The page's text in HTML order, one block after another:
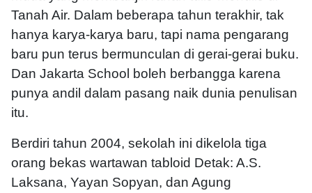
Tanah Air. Dalam beberapa tahun terakhir, tak
hanya karya-karya baru, tapi nama pengarang
baru pun terus bermunculan di gerai-gerai buku.
Dan Jakarta School boleh berbangga karena
punya andil dalam pasang naik dunia penulisan
itu.
Berdiri tahun 2004, sekolah ini dikelola tiga
orang bekas wartawan tabloid Detak: A.S.
Laksana, Yayan Sopyan, dan Agung